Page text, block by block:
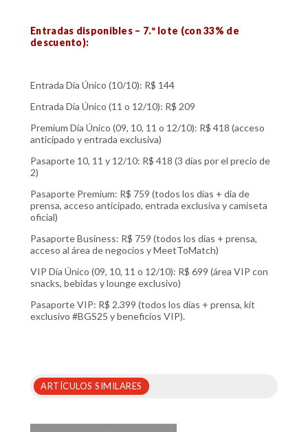
Entradas disponibles – 7.º lote (con 33% de
descuento):
Entrada Día Único (10/10): R$ 144
Entrada Día Único (11 o 12/10): R$ 209
Premium Día Único (09, 10, 11 o 12/10): R$ 418 (acceso
anticipado y entrada exclusiva)
Pasaporte 10, 11 y 12/10: R$ 418 (3 días por el precio de
2)
Pasaporte Premium: R$ 759 (todos los días + día de
prensa, acceso anticipado, entrada exclusiva y camiseta
oficial)
Pasaporte Business: R$ 759 (todos los días + prensa,
acceso al área de negocios y MeetToMatch)
VIP Día Único (09, 10, 11 o 12/10): R$ 699 (área VIP con
snacks, bebidas y lounge exclusivo)
Pasaporte VIP: R$ 2.399 (todos los días + prensa, kit
exclusivo #BGS25 y beneficios VIP).
ARTÍCULOS SIMILARES